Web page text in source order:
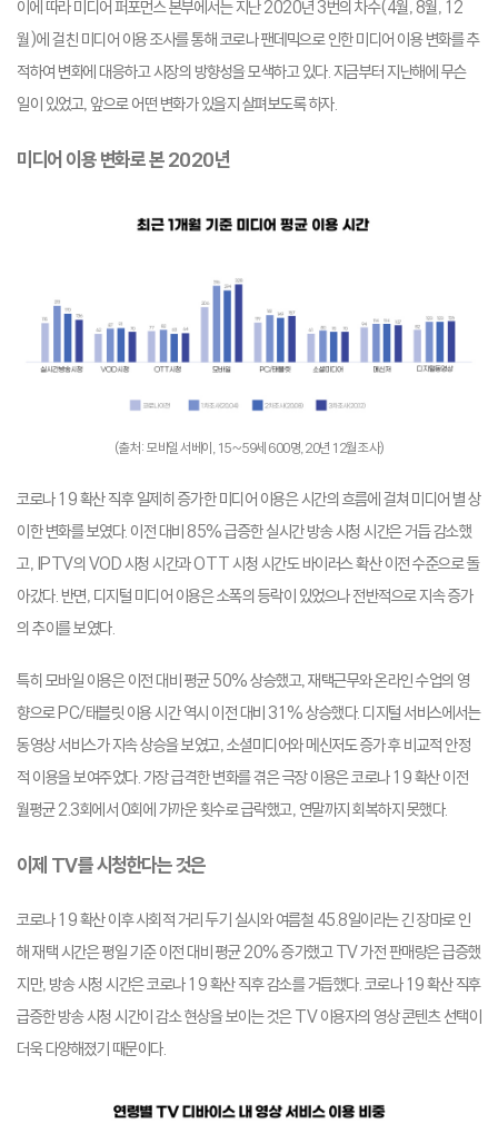
이에 따라 미디어 퍼포먼스 본부에서는 지난 2020년 3번의 차수(4월, 8월, 12
월)에 걸친 미디어 이용 조사를 통해 코로나 팬데믹으로 인한 미디어 이용 변화를 추
적하여 변화에 대응하고 시장의 방향성을 모색하고 있다. 지금부터 지난해에 무슨
일이 있었고, 앞으로 어떤 변화가 있을지 살펴보도록 하자.
미디어 이용 변화로 본 2020년
(출처: 모바일 서베이, 15~59세 600명, 20년 12월 조사)
코로나 19 확산 직후 일제히 증가한 미디어 이용은 시간의 흐름에 걸쳐 미디어 별 상
이한 변화를 보였다. 이전 대비 85% 급증한 실시간 방송 시청 시간은 거듭 감소했
고, IPTV의 VOD 시청 시간과 OTT 시청 시간도 바이러스 확산 이전 수준으로 돌
아갔다. 반면, 디지털 미디어 이용은 소폭의 등락이 있었으나 전반적으로 지속 증가
의 추이를 보였다.
특히 모바일 이용은 이전 대비 평균 50% 상승했고, 재택근무와 온라인 수업의 영
향으로 PC/태블릿 이용 시간 역시 이전 대비 31% 상승했다. 디지털 서비스에서는
동영상 서비스가 지속 상승을 보였고, 소셜미디어와 메신저도 증가 후 비교적 안정
적 이용을 보여주었다. 가장 급격한 변화를 겪은 극장 이용은 코로나 19 확산 이전
월평균 2.3회에서 0회에 가까운 횟수로 급락했고, 연말까지 회복하지 못했다.
이제 TV를 시청한다는 것은
코로나 19 확산 이후 사회적 거리 두기 실시와 여름철 45.8일이라는 긴 장마로 인
해 재택 시간은 평일 기준 이전 대비 평균 20% 증가했고 TV 가전 판매량은 급증했
지만, 방송 시청 시간은 코로나 19 확산 직후 감소를 거듭했다. 코로나 19 확산 직후
급증한 방송 시청 시간이 감소 현상을 보이는 것은 TV 이용자의 영상 콘텐츠 선택이
더욱 다양해졌기 때문이다.